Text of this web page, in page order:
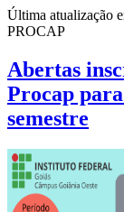
Última atualização
PROCAP
Abertas
Procap
semestre